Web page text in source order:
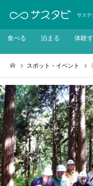
サステ
食べる 泊まる 体験
スポット・イベント